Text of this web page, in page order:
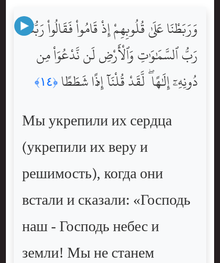
وَرَبَطْنَا عَلَىٰ قُلُوبِهِمْ إِذْ قَامُواْ فَقَالُواْ رَبُّنَا
رَبُّ ٱلسَّمَٰوَٰتِ وَٱلْأَرْضِ لَن نَّدْعُوَاْ مِن
دُونِهِۦٓ إِلَٰهًۭا ۖ لَّقَدْ قُلْنَآ إِذًۭا شَطَطًا ﴿١٤﴾
Мы укрепили их сердца
(укрепили их веру и
решимость), когда они
встали и сказали: «Господь
наш - Господь небес и
земли! Мы не станем